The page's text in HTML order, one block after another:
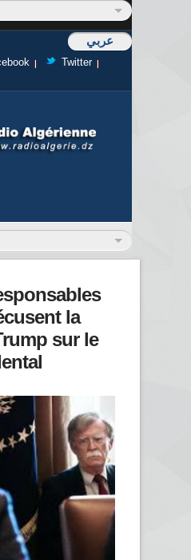
عربي
Twitter
recherche
la
sur le